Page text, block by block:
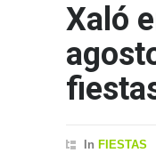
Xaló
In FIESTAS